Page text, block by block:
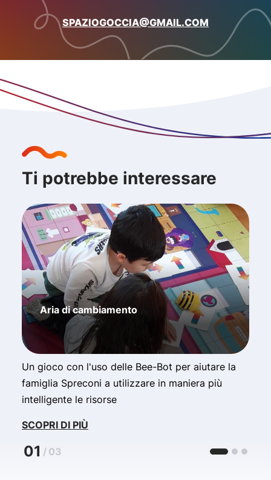
SPAZIOGOCCIA@GMAIL.COM
Ti potrebbe interessare
Aria di cambiamento
Un gioco con l'uso delle Bee-Bot per aiutare la
famiglia Spreconi a utilizzare in maniera più
intelligente le risorse
SCOPRI DI PIÙ
01 / 03